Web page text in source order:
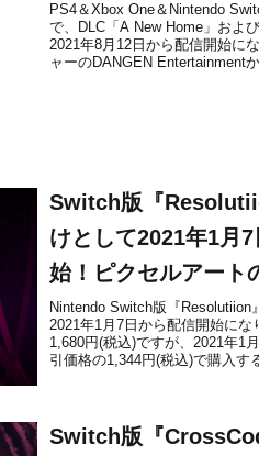
PS4＆Xbox One＆Nintendo
で、DLC「A New Home」およ
2021年8月12日から配信開始に
ャーのDANGEN Entertainment
Switch版『
けとして2021年1月
始！ピクセルアート
ーム
Nintendo Switch版『Resolutiion
2021年1月7日から配信開始にな
1,680円(税込)ですが、2021年1
引価格の1,344円(税込)で購入す
Switch版『